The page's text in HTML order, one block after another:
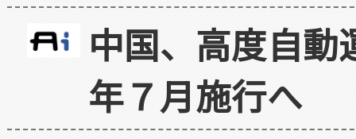
中国、高度自
年７月施行へ